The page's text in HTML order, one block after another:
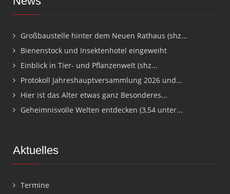
Großbaustelle hinter dem Neuen Rathaus (shz...
Bienenstock und Insektenhotel eingeweiht
Einblick in Tier- und Pflanzenwelt (shz...
Protokoll Jahreshauptversammlung 2026 und...
Hier ist das Alter etwas ganz Besonderes...
Geheimnisvolle Welten entdecken (3,54 unter...
Aktuelles
Termine